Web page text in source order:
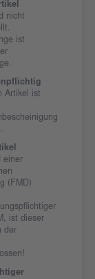
nicht
ist
Artikel ist
einer
(FMD)
ist dieser
der